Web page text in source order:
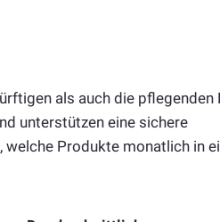
als auch die pflegenden
unterstützen eine sichere
Produkte monatlich in